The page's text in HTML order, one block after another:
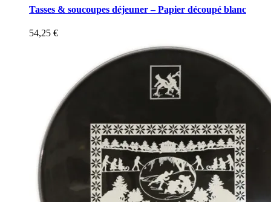
Tasses & soucoupes déjeuner – Papier découpé blanc
54,25 €